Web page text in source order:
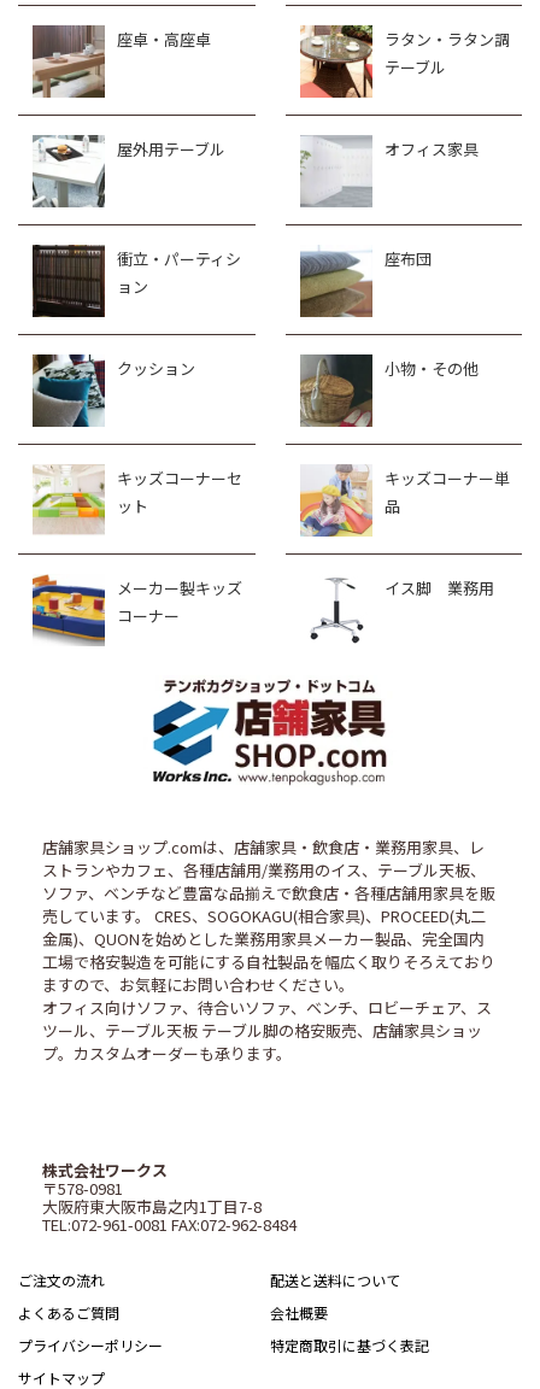
座卓・高座卓
ラタン・ラタン調
テーブル
屋外用テーブル オフィス家具
衝立・パーティシ
ョン
座布団
クッション 小物・その他
キッズコーナーセ
ット
キッズコーナー単
品
メーカー製キッズ
コーナー
イス脚 業務用
店舗家具ショップ.comは、店舗家具・飲食店・業務用家具、レ
ストランやカフェ、各種店舗用/業務用のイス、テーブル天板、
ソファ、ベンチなど豊富な品揃えで飲食店・各種店舗用家具を販
売しています。 CRES、SOGOKAGU(相合家具)、PROCEED(丸二
金属)、QUONを始めとした業務用家具メーカー製品、完全国内
工場で格安製造を可能にする自社製品を幅広く取りそろえており
ますので、お気軽にお問い合わせください。
オフィス向けソファ、待合いソファ、ベンチ、ロビーチェア、ス
ツール、テーブル天板 テーブル脚の格安販売、店舗家具ショッ
プ。カスタムオーダーも承ります。
株式会社ワークス
〒578-0981
大阪府東大阪市島之内1丁目7-8
TEL:072-961-0081 FAX:072-962-8484
ご注文の流れ
配送と送料について
よくあるご質問
会社概要
プライバシーポリシー
特定商取引に基づく表記
サイトマップ